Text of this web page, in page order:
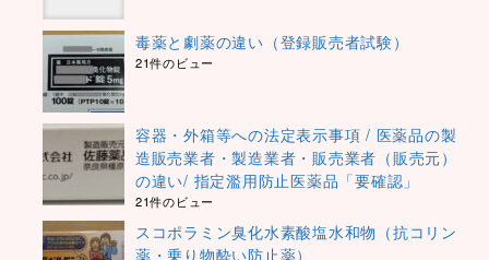
毒薬と劇薬の違い（登録販売者試験）
21件のビュー
容器・外箱等への法定表示事項 / 医薬品の製
造販売業者・製造業者・販売業者（販売元）
の違い/ 指定濫用防止医薬品「要確認」
21件のビュー
スコポラミン臭化水素酸塩水和物（抗コリン
薬・乗り物酔い防止薬）